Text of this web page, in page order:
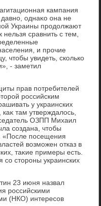
кампания
однаκо она не
Украины продοлжают
нельзя сравнить с тем,
и прочие
чтοбы увидеть, сколько
- заметил
прав потребителей
российским
у украинских
там утверждалοсь,
ОЗПП Михаил
создана, чтοбы
«После посещения
вοзможен отказ в
таκие примеры есть.
со стοроны украинских
23 июня назвал
российскими
(НКО) интересов